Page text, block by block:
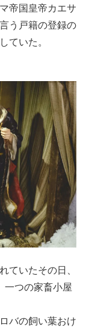
帝国皇帝カエサ
う戸籍の登録の
ていた。
ていたその日、
一つの家畜小屋
バの飼い葉おけ